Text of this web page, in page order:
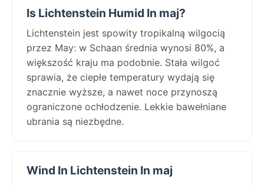
Is Lichtenstein Humid In maj?
Lichtenstein jest spowity tropikalną wilgocią
przez May: w Schaan średnia wynosi 80%, a
większość kraju ma podobnie. Stała wilgoć
sprawia, że ciepłe temperatury wydają się
znacznie wyższe, a nawet noce przynoszą
ograniczone ochłodzenie. Lekkie bawełniane
ubrania są niezbędne.
Wind In Lichtenstein In maj